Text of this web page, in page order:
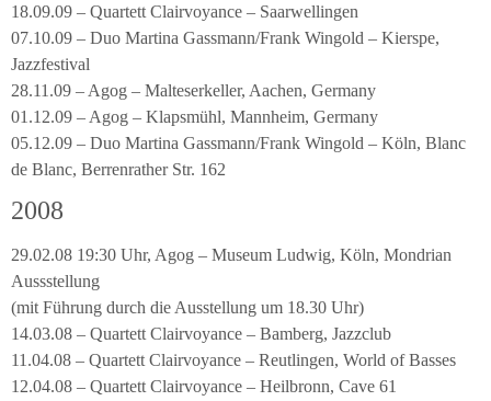
18.09.09 – Quartett Clairvoyance – Saarwellingen
07.10.09 – Duo Martina Gassmann/Frank Wingold – Kierspe,
Jazzfestival
28.11.09 – Agog – Malteserkeller, Aachen, Germany
01.12.09 – Agog – Klapsmühl, Mannheim, Germany
05.12.09 – Duo Martina Gassmann/Frank Wingold – Köln, Blanc
de Blanc, Berrenrather Str. 162
2008
29.02.08 19:30 Uhr, Agog – Museum Ludwig, Köln, Mondrian
Aussstellung
(mit Führung durch die Ausstellung um 18.30 Uhr)
14.03.08 – Quartett Clairvoyance – Bamberg, Jazzclub
11.04.08 – Quartett Clairvoyance – Reutlingen, World of Basses
12.04.08 – Quartett Clairvoyance – Heilbronn, Cave 61